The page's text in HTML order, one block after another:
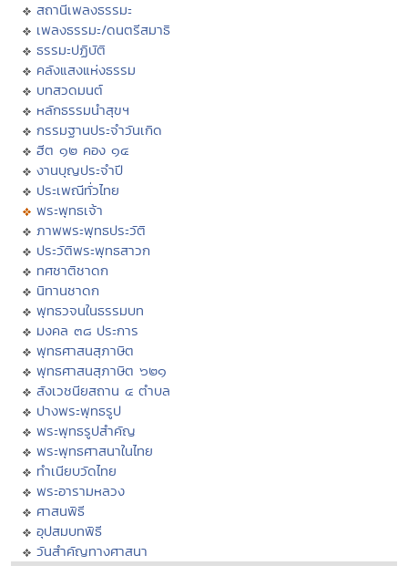
สถานีเพลงธรรมะ
เพลงธรรมะ/ดนตรีสมาธิ
ธรรมะปฏิบัติ
คลังแสงแห่งธรรม
บทสวดมนต์
หลักธรรมนำสุขฯ
กรรมฐานประจำวันเกิด
ฮีต ๑๒ คอง ๑๔
งานบุญประจำปี
ประเพณีทั่วไทย
พระพุทธเจ้า
ภาพพระพุทธประวัติ
ประวัติพระพุทธสาวก
ทศชาติชาดก
นิทานชาดก
พุทธวจนในธรรมบท
มงคล ๓๘ ประการ
พุทธศาสนสุภาษิต
พุทธศาสนสุภาษิต ๖๒๑
สังเวชนียสถาน ๔ ตำบล
ปางพระพุทธรูป
พระพุทธรูปสำคัญ
พระพุทธศาสนาในไทย
ทำเนียบวัดไทย
พระอารามหลวง
ศาสนพิธี
อุปสมบทพิธี
วันสำคัญทางศาสนา